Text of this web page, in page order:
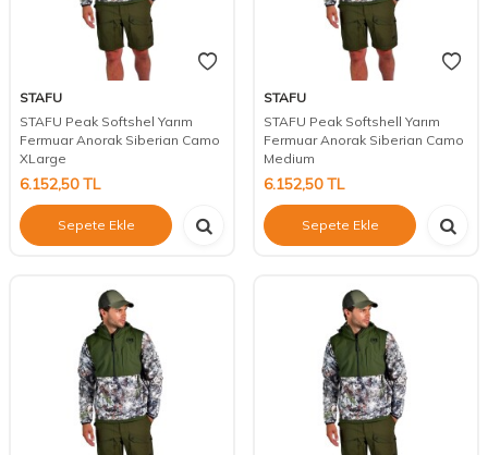
STAFU
STAFU Peak Softshel Yarım
Fermuar Anorak Siberian Camo
XLarge
6.152,50TL
Sepete Ekle
STAFU
STAFU Peak Softshell Yarım
Fermuar Anorak Siberian Camo
Medium
6.152,50TL
Sepete Ekle